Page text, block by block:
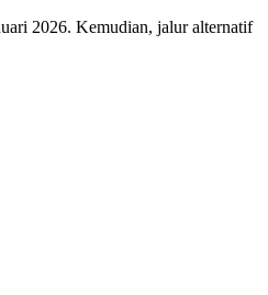
2026. Kemudian, jalur alternatif